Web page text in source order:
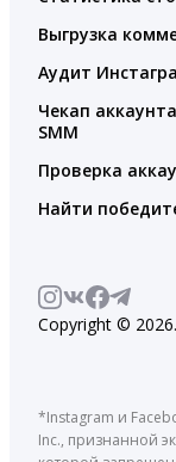
Выгрузка
Аудит
Чекап
SMM
Проверка
Найти
Copyright ©
*Instagram и
Inc., признанной